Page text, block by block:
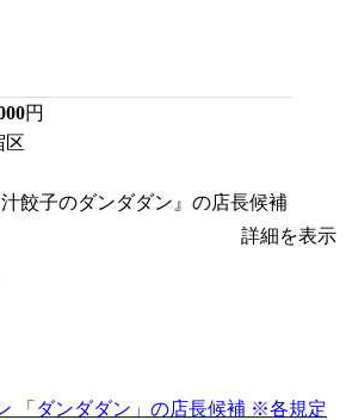
円
区
餃子のダンダダン』の店長候補
詳細を表示